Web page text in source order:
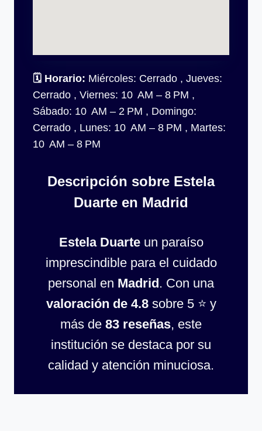
🗓 Horario: Miércoles: Cerrado , Jueves:
Cerrado , Viernes: 10 AM – 8 PM ,
Sábado: 10 AM – 2 PM , Domingo:
Cerrado , Lunes: 10 AM – 8 PM , Martes:
10 AM – 8 PM
Descripción sobre Estela
Duarte en Madrid
Estela Duarteun paraíso
imprescindible para el cuidado
personal en Madrid. Con una
valoración de 4.8sobre 5 ⭐ y
más de 83 reseñas, este
institución se destaca por su
calidad y atención minuciosa.